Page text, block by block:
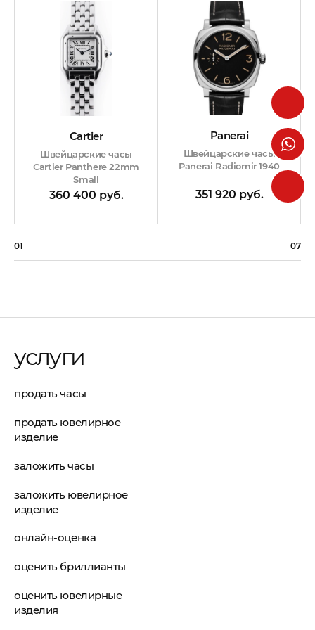
Cartier
Швейцарские часы
Cartier Panthere 22mm
Small
360 400 руб.
Panerai
Швейцарские часы
Panerai Radiomir 1940
351 920 руб.
01 07
услуги
продать часы
продать ювелирное
изделие
заложить часы
заложить ювелирное
изделие
онлайн-оценка
оценить бриллианты
оценить ювелирные
изделия